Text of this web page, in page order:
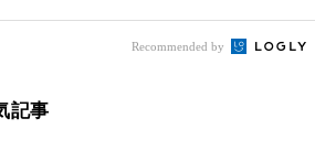
Recommended by
記事